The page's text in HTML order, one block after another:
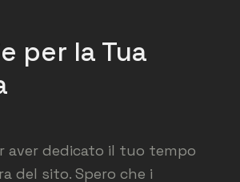
per la Tua
aver dedicato il tuo tempo
del sito. Spero che i